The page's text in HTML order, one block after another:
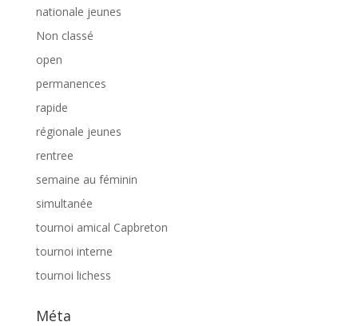
nationale jeunes
Non classé
open
permanences
rapide
régionale jeunes
rentree
semaine au féminin
simultanée
tournoi amical Capbreton
tournoi interne
tournoi lichess
Méta